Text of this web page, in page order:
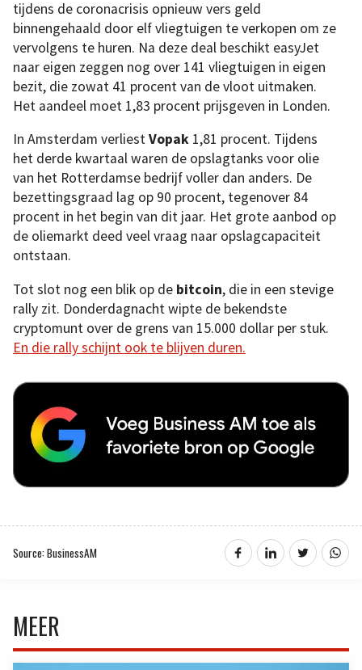
tijdens de coronacrisis opnieuw vers geld
binnengehaald door elf vliegtuigen te verkopen om ze
vervolgens te huren. Na deze deal beschikt easyJet
naar eigen zeggen nog over 141 vliegtuigen in eigen
bezit, die zowat 41 procent van de vloot uitmaken.
Het aandeel moet 1,83 procent prijsgeven in Londen.
In Amsterdam verliestVopak 1,81 procent. Tijdens
het derde kwartaal waren de opslagtanks voor olie
van het Rotterdamse bedrijf voller dan anders. De
bezettingsgraad lag op 90 procent, tegenover 84
procent in het begin van dit jaar. Het grote aanbod op
de oliemarkt deed veel vraag naar opslagcapaciteit
ontstaan.
Tot slot nog een blik op de bitcoin, die in een stevige
rally zit. Donderdagnacht wipte de bekendste
cryptomunt over de grens van 15.000 dollar per stuk.
En die rally schijnt ook te blijven duren.
Source: BusinessAM
MEER